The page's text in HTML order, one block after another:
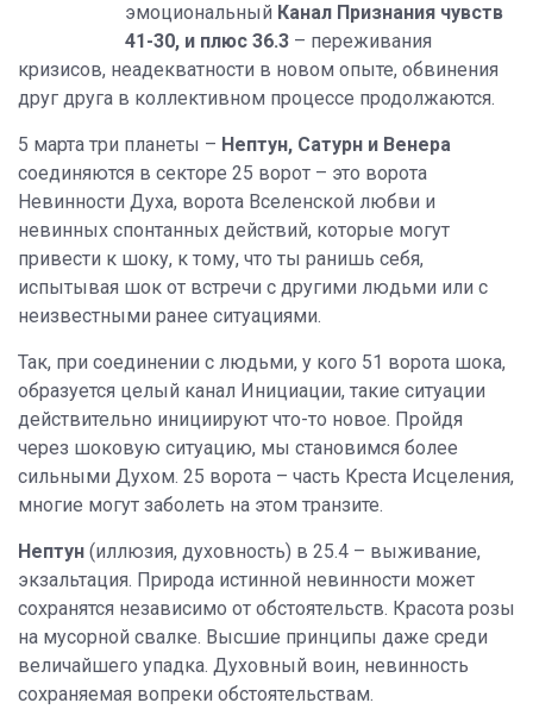
эмоциональный Канал Признания чувств
41-30, и плюс 36.3 – переживания
кризисов, неадекватности в новом опыте, обвинения
друг друга в коллективном процессе продолжаются.
5 марта три планеты – Нептун, Сатурн и Венера
соединяются в секторе 25 ворот – это ворота
Невинности Духа, ворота Вселенской любви и
невинных спонтанных действий, которые могут
привести к шоку, к тому, что ты ранишь себя,
испытывая шок от встречи с другими людьми или с
неизвестными ранее ситуациями.
Так, при соединении с людьми, у кого 51 ворота шока,
образуется целый канал Инициации, такие ситуации
действительно инициируют что-то новое. Пройдя
через шоковую ситуацию, мы становимся более
сильными Духом. 25 ворота – часть Креста Исцеления,
многие могут заболеть на этом транзите.
Нептун (иллюзия, духовность) в 25.4 – выживание,
экзальтация. Природа истинной невинности может
сохранятся независимо от обстоятельств. Красота розы
на мусорной свалке. Высшие принципы даже среди
величайшего упадка. Духовный воин, невинность
сохраняемая вопреки обстоятельствам.